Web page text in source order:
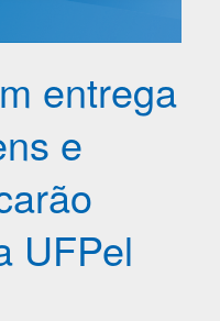
entrega
e
UFPel